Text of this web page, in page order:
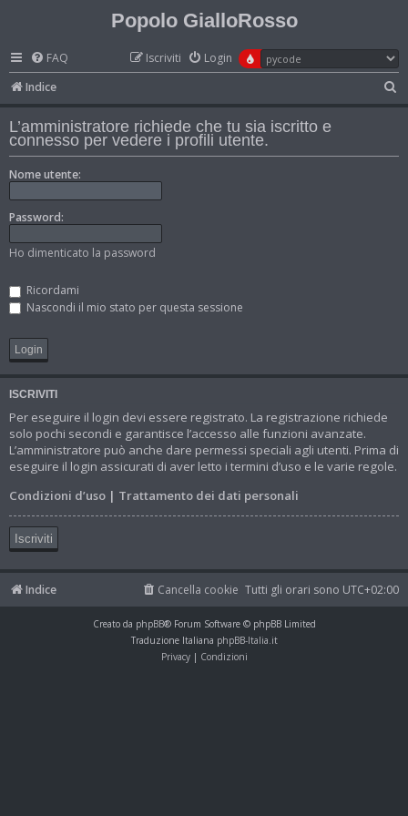
Popolo GialloRosso
FAQ Login
Iscriviti
Indice
e
c
L’amministratore richiede che tu sia iscritto e
connesso per vedere i profili utente.
Nome utente:
Password:
Ho dimenticato la password
Ricordami
Nascondi il mio stato per questa sessione
ISCRIVITI
Per eseguire il login devi essere registrato. La registrazione richiede
solo pochi secondi e garantisce l’accesso alle funzioni avanzate.
L’amministratore può anche dare permessi speciali agli utenti. Prima di
eseguire il login assicurati di aver letto i termini d’uso e le varie regole.
Condizioni d’uso | Trattamento dei dati personali
Iscriviti
Indice Tutti gli orari sono UTC+02:00
Cancella cookie
Creato da phpBB® Forum Software © phpBB Limited
Traduzione Italiana phpBB-Italia.it
Privacy| Condizioni